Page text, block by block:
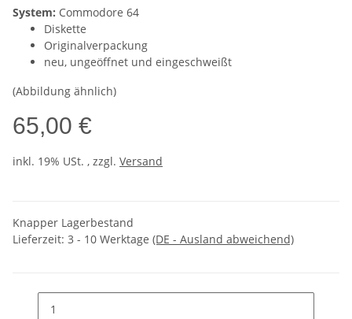
System: Commodore 64
Diskette
Originalverpackung
neu, ungeöffnet und eingeschweißt
(Abbildung ähnlich)
65,00 €
inkl. 19% USt. , zzgl. Versand
Knapper Lagerbestand
Lieferzeit: 3 - 10 Werktage (DE - Ausland abweichend)